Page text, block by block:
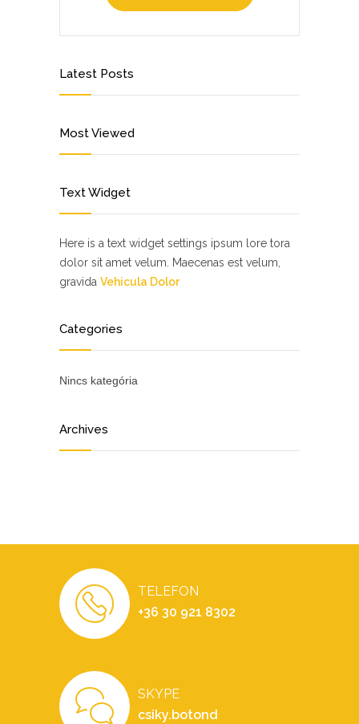
Latest Posts
Most Viewed
Text Widget
Here is a text widget settings ipsum lore tora
dolor sit amet velum. Maecenas est velum,
gravida Vehicula Dolor
Categories
Nincs kategória
Archives
TELEFON
+36 30 921 8302
SKYPE
csiky.botond